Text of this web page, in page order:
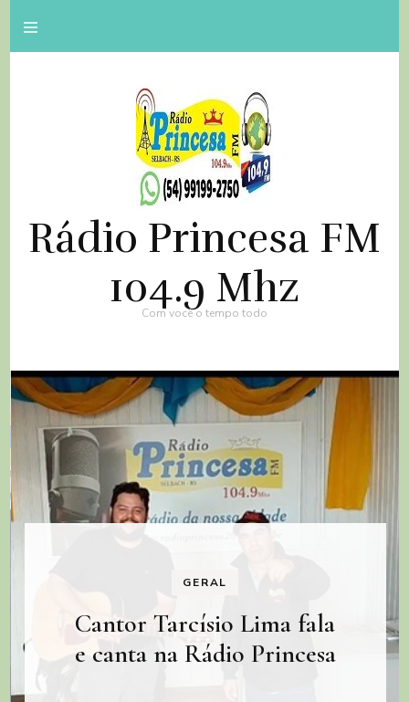
Rádio Princesa FM
104.9 Mhz
Com você o tempo todo
GERAL
Cantor Tarcísio Lima fala
e canta na Rádio Princesa